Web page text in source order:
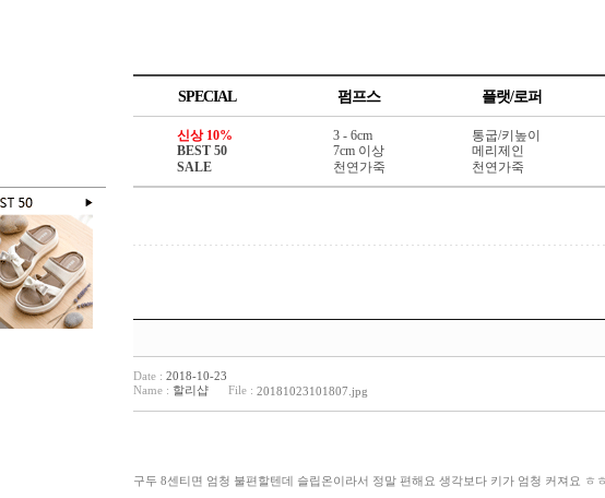
SPECIAL 펌프스 플랫/로퍼
신상 10%
BEST 50
SALE
3 - 6cm
7cm 이상
천연가죽
통굽/키높이
메리제인
천연가죽
Date : 2018-10-23
Name : 할리샵 File : 20181023101807.jpg
구두 8센티면 엄청 불편할텐데 슬립온이라서 정말 편해요 생각보다 키가 엄청 커져요 ㅎ